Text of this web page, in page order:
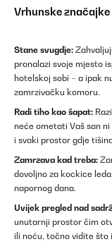
Vrhunske značajke
Stane svugdje:
pronalazi svoje mjesto
hotelskoj sobi – a ipak
zamrzivačku komoru.
Radi tiho kao šapat:
neće ometati Vaš san
i svaki prostor gdje
Zamrzava kad treba:
dovoljno za kockice
napornog dana.
Uvijek pregled nad
unutarnji prostor čim
ili noću, točno vidite što